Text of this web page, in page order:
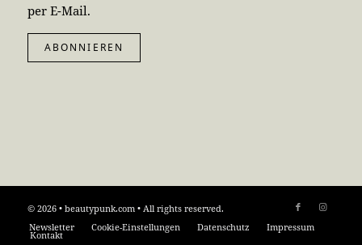
per E-Mail.
ABONNIEREN
© 2026 • beautypunk.com • All rights reserved.
Newsletter
Cookie-Einstellungen Datenschutz Impressum
Kontakt